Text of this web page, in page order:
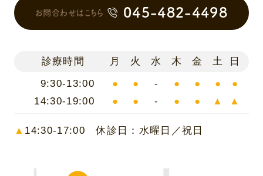
お問合わせはこちら 045-482-4498
診療時間 月 火 水 木 金 土
日
9:30-13:00
● ● - ● ● ●
●
14:30-19:00
● ● - ● ● ▲ ▲
▲ 14:30-17:00 休診日：水曜日／祝日